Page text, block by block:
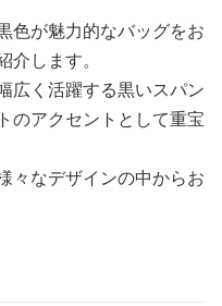
色が魅力的なバッグをお
します。
広く活躍する黒いスパン
のアクセントとして重宝
々なデザインの中からお